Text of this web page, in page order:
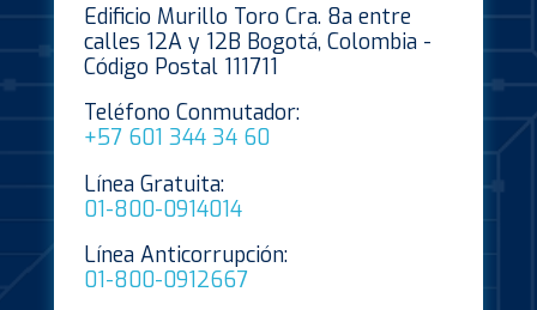
Edificio Murillo Toro Cra. 8a entre
calles 12A y 12B Bogotá, Colombia -
Código Postal 111711
Teléfono Conmutador:
+57 601 344 34 60
Línea Gratuita:
01-800-0914014
Línea Anticorrupción:
01-800-0912667